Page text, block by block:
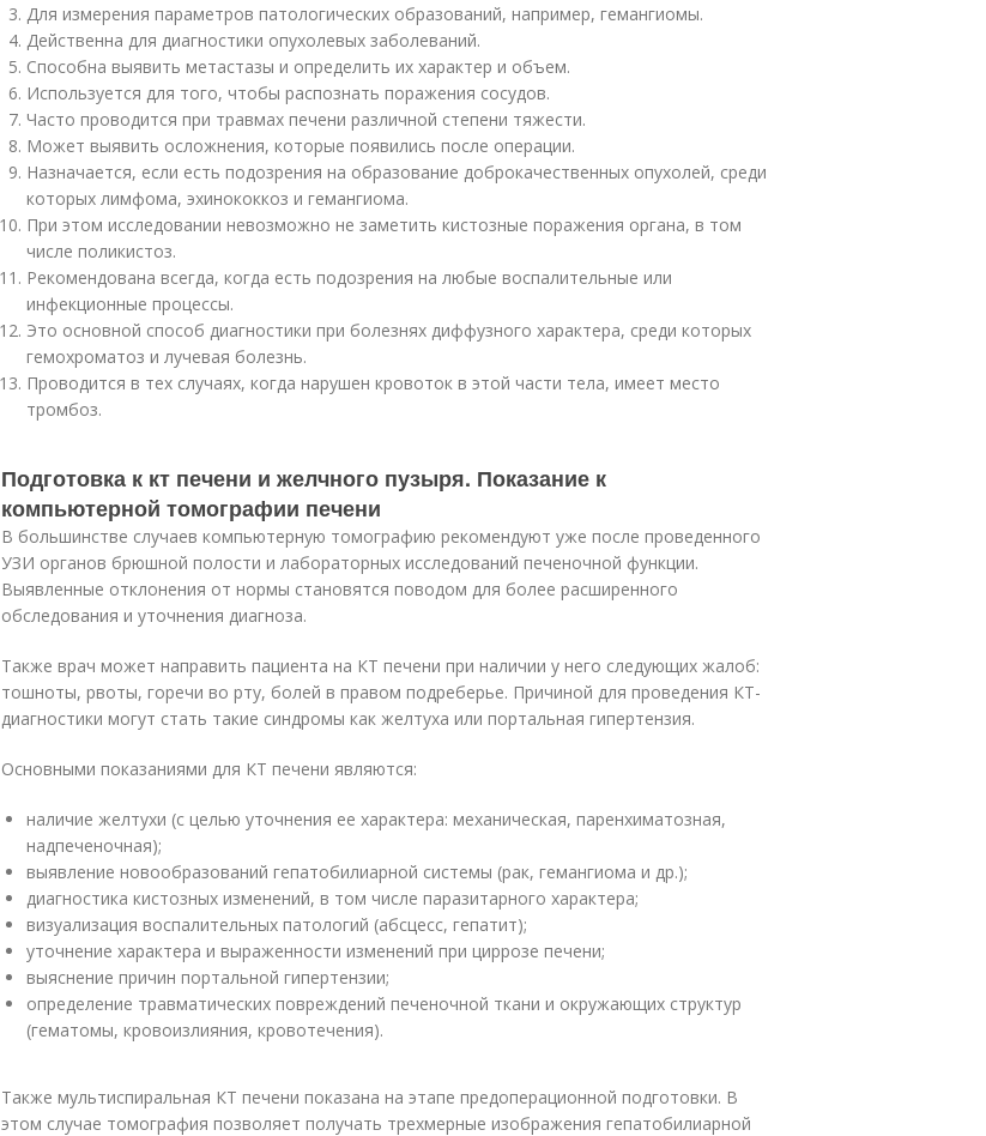
Для измерения параметров патологических образований, например, гемангиомы.
Действенна для диагностики опухолевых заболеваний.
Способна выявить метастазы и определить их характер и объем.
Используется для того, чтобы распознать поражения сосудов.
Часто проводится при травмах печени различной степени тяжести.
Может выявить осложнения, которые появились после операции.
Назначается, если есть подозрения на образование доброкачественных опухолей, среди
которых лимфома, эхинококкоз и гемангиома.
При этом исследовании невозможно не заметить кистозные поражения органа, в том
числе поликистоз.
Рекомендована всегда, когда есть подозрения на любые воспалительные или
инфекционные процессы.
Это основной способ диагностики при болезнях диффузного характера, среди которых
гемохроматоз и лучевая болезнь.
Проводится в тех случаях, когда нарушен кровоток в этой части тела, имеет место
тромбоз.
Подготовка к кт печени и желчного пузыря. Показание к
компьютерной томографии печени
В большинстве случаев компьютерную томографию рекомендуют уже после проведенного
УЗИ органов брюшной полости и лабораторных исследований печеночной функции.
Выявленные отклонения от нормы становятся поводом для более расширенного
обследования и уточнения диагноза.
Также врач может направить пациента на КТ печени при наличии у него следующих жалоб:
тошноты, рвоты, горечи во рту, болей в правом подреберье. Причиной для проведения КТ-
диагностики могут стать такие синдромы как желтуха или портальная гипертензия.
Основными показаниями для КТ печени являются:
наличие желтухи (с целью уточнения ее характера: механическая, паренхиматозная,
надпеченочная);
выявление новообразований гепатобилиарной системы (рак, гемангиома и др.);
диагностика кистозных изменений, в том числе паразитарного характера;
визуализация воспалительных патологий (абсцесс, гепатит);
уточнение характера и выраженности изменений при циррозе печени;
выяснение причин портальной гипертензии;
определение травматических повреждений печеночной ткани и окружающих структур
(гематомы, кровоизлияния, кровотечения).
Также мультиспиральная КТ печени показана на этапе предоперационной подготовки. В
этом случае томография позволяет получать трехмерные изображения гепатобилиарной